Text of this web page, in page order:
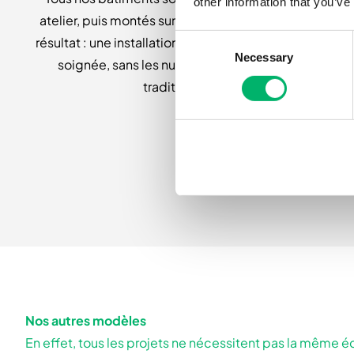
Consent
Necessary
atelier, puis montés sur site par nos équipes. Le
résultat : une installation rapide, avec une finition
soignée, sans les nuisances d'un chantier
traditionnel.
Nos autres modèles
En effet, tous les projets ne nécessitent pas la même